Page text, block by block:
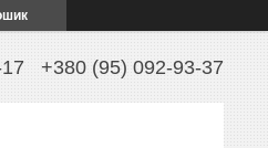
+380 (95) 092-93-37